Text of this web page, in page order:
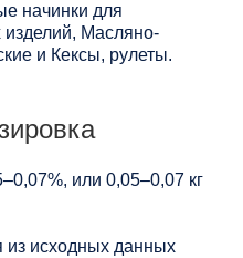
начинки для
Масляно-
и Кексы, рулеты.
или 0,05–0,07 кг
исходных данных